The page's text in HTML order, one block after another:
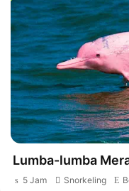
Lumba-lumba
5 Jam Snorkeling